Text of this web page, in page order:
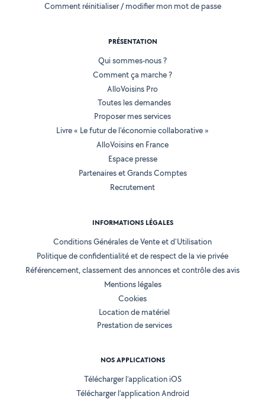
Comment réinitialiser / modifier mon mot de passe
PRÉSENTATION
Qui sommes-nous ?
Comment ça marche ?
AlloVoisins Pro
Toutes les demandes
Proposer mes services
Livre « Le futur de l'économie collaborative »
AlloVoisins en France
Espace presse
Partenaires et Grands Comptes
Recrutement
INFORMATIONS LÉGALES
Conditions Générales de Vente et d'Utilisation
Politique de confidentialité et de respect de la vie privée
Référencement, classement des annonces et contrôle des avis
Mentions légales
Cookies
Location de matériel
Prestation de services
NOS APPLICATIONS
Télécharger l’application iOS
Télécharger l’application Android